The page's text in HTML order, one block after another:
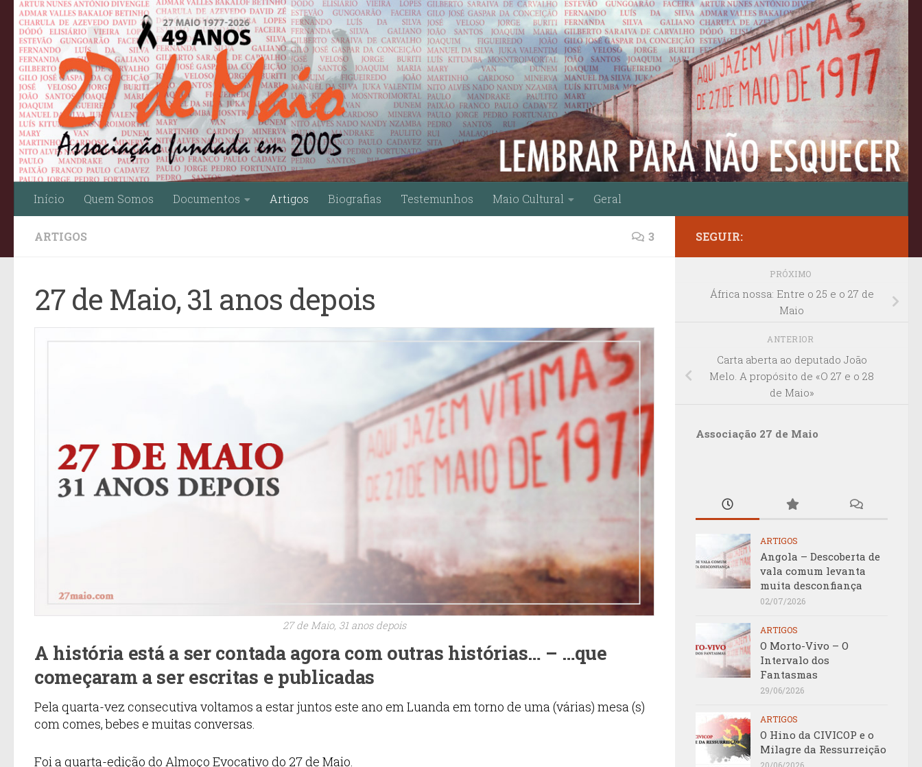
Skip to content
Início Quem Somos Documentos Artigos Biografias Testemunhos Maio Cultural Geral
ARTIGOS 3
27 de Maio, 31 anos depois
27 de Maio, 31 anos depois
A história está a ser contada agora com outras histórias… – …que
começaram a ser escritas e publicadas
Pela quarta-vez consecutiva voltamos a estar juntos este ano em Luanda em torno de uma (várias) mesa (s)
com comes, bebes e muitas conversas.
Foi a quarta-edição do Almoço Evocativo do 27 de Maio.
SEGUIR:
PRÓXIMO
África nossa: Entre o 25 e o 27 de
Maio
ANTERIOR
Carta aberta ao deputado João
Melo. A propósito de «O 27 e o 28
de Maio»
Associação 27 de Maio
ARTIGOS
Angola – Descoberta de
vala comum levanta
muita desconfiança
02/07/2026
ARTIGOS
O Morto-Vivo – O
Intervalo dos
Fantasmas
29/06/2026
ARTIGOS
O Hino da CIVICOP e o
Milagre da Ressurreição
20/06/2026